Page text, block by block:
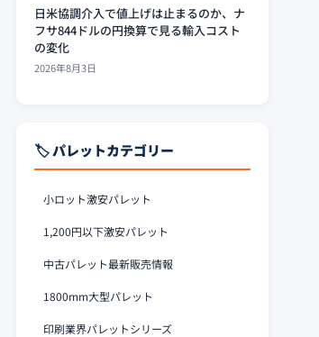
日米協調介入で値上げは止まるのか、ナ
フサ844ドルの円換算で見る輸入コスト
の変化
2026年8月3日
🏷️ パレットカテゴリー
小ロット激安パレット
1,200円以下激安パレット
中古パレット最新販売情報
1800mm大型パレット
印刷業界パレットシリーズ